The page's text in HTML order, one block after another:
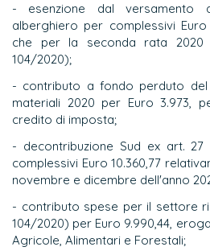
- esenzione dal versamento
alberghiero per complessivi
che per la seconda rata
104/2020);
- contributo a fondo perduto del
materiali 2020 per Euro 3.973,
credito di imposta;
- decontribuzione Sud ex art.
complessivi Euro 10.360,77
novembre e dicembre dell'anno
- contributo spese per il settore
104/2020) per Euro 9.990,44,
Agricole, Alimentari e Forestali;